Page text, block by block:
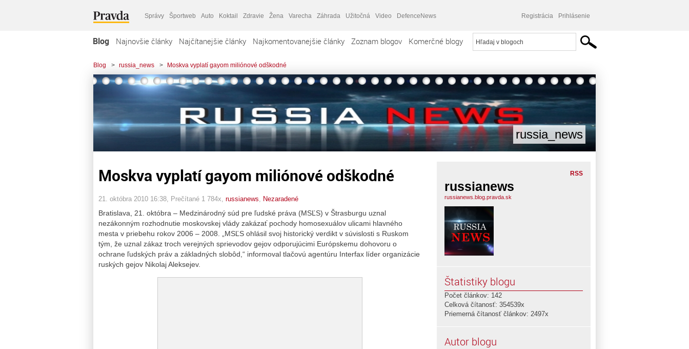
Správy Športweb Auto Koktail Zdravie Žena Varecha Záhrada Užitočná Video DefenceNews Registrácia Prihlásenie
Blog Najnovšie články Najčítanejšie články Najkomentovanejšie články Zoznam blogov Komerčné blogy
Blog > russia_news > Moskva vyplatí gayom miliónové odškodné
russia_news
Moskva vyplatí gayom miliónové odškodné
21. októbra 2010 16:38 , Prečítané 1 784x, russianews Nezaradené
Bratislava, 21. októbra – Medzinárodný súd pre ľudské práva (MSĽS) v Štrasburgu uznal
nezákonným rozhodnutie moskovskej vlády zakázať pochody homosexuálov ulicami hlavného
mesta v priebehu rokov 2006 – 2008. „MSĽS ohlásil svoj historický verdikt v súvislosti s Ruskom
tým, že uznal zákaz troch verejných sprievodov gejov odporujúcimi Európskemu dohovoru o
ochrane ľudských práv a základných slobôd,“ informoval tlačovú agentúru Interfax líder organizácie
ruských gejov Nikolaj Aleksejev.
RSS
russianews
russianews.blog.pravda.sk
Štatistiky blogu
Počet článkov: 142
Celková čítanosť: 354539x
Priemerná čítanosť článkov: 2497x
Autor blogu